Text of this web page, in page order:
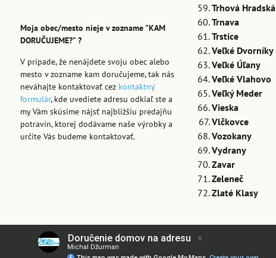
Trhová Hradská
Trnava
Trstice
Veľké Dvorníky
Veľké Úľany
Veľké Vlahovo
Veľký Meder
Vieska
Vlčkovce
Vozokany
Vydrany
Zavar
Zeleneč
Zlaté Klasy
Moja obec/mesto nieje v zozname "KAM
DORUČUJEME?" ?
V prípade, že nenájdete svoju obec alebo
mesto v zozname kam doručujeme, tak nás
neváhajte kontaktovať cez kontaktný
formulár, kde uvediete adresu odkiaľ ste a
my Vám skúsime nájsť najbližšiu predajňu
potravín, ktorej dodávame naše výrobky a
určite Vás budeme kontaktovať.